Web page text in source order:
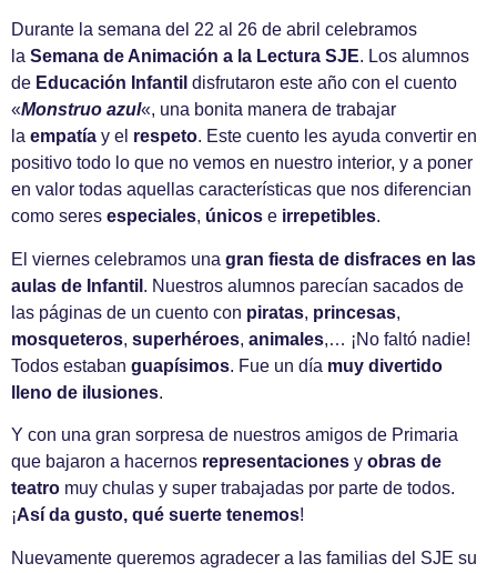
Durante la semana del 22 al 26 de abril celebramos
la Semana de Animación a la Lectura SJE. Los alumnos
de Educación Infantil disfrutaron este año con el cuento
«Monstruo azul«, una bonita manera de trabajar
la empatía y el respeto. Este cuento les ayuda convertir en
positivo todo lo que no vemos en nuestro interior, y a poner
en valor todas aquellas características que nos diferencian
como seres especiales, únicos e irrepetibles.
El viernes celebramos una gran fiesta de disfraces en las
aulas de Infantil . Nuestros alumnos parecían sacados de
las páginas de un cuento con piratas, princesas,
mosqueteros, superhéroes, animales,… ¡No faltó nadie!
Todos estaban guapísimos. Fue un día muy divertido
lleno de ilusiones.
Y con una gran sorpresa de nuestros amigos de Primaria
que bajaron a hacernos representaciones y obras de
teatro muy chulas y super trabajadas por parte de todos.
¡Así da gusto, qué suerte tenemos!
Nuevamente queremos agradecer a las familias del SJE su